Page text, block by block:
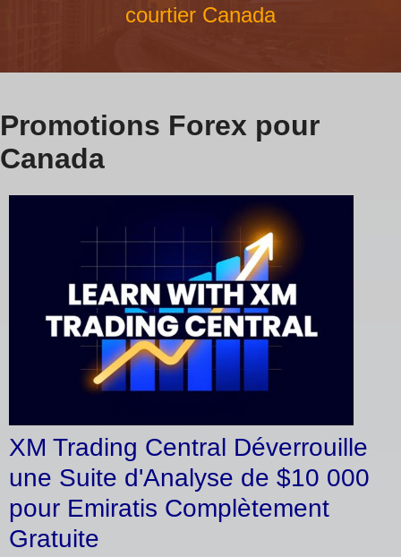
courtier Canada
Promotions Forex pour
Canada
XM Trading Central Déverrouille
une Suite d'Analyse de $10 000
pour Emiratis Complètement
Gratuite